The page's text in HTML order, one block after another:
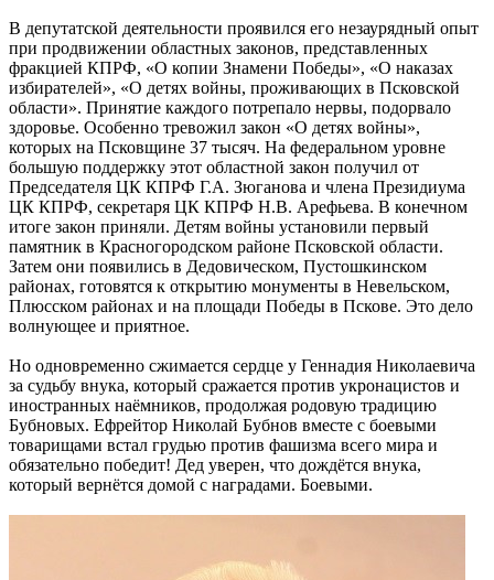
В депутатской деятельности проявился его незаурядный опыт
при продвижении областных законов, представленных
фракцией КПРФ, «О копии Знамени Победы», «О наказах
избирателей», «О детях войны, проживающих в Псковской
области». Принятие каждого потрепало нервы, подорвало
здоровье. Особенно тревожил закон «О детях войны»,
которых на Псковщине 37 тысяч. На федеральном уровне
большую поддержку этот областной закон получил от
Председателя ЦК КПРФ Г.А. Зюганова и члена Президиума
ЦК КПРФ, секретаря ЦК КПРФ Н.В. Арефьева. В конечном
итоге закон приняли. Детям войны установили первый
памятник в Красногородском районе Псковской области.
Затем они появились в Дедовическом, Пустошкинском
районах, готовятся к открытию монументы в Невельском,
Плюсском районах и на площади Победы в Пскове. Это дело
волнующее и приятное.
Но одновременно сжимается сердце у Геннадия Николаевича
за судьбу внука, который сражается против укронацистов и
иностранных наёмников, продолжая родовую традицию
Бубновых. Ефрейтор Николай Бубнов вместе с боевыми
товарищами встал грудью против фашизма всего мира и
обязательно победит! Дед уверен, что дождётся внука,
который вернётся домой с наградами. Боевыми.